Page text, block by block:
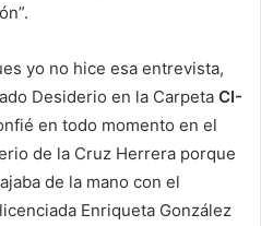
yo no hice esa entrevista,
Desiderio en la Carpeta CI-
en todo momento en el
de la Cruz Herrera porque
de la mano con el
Enriqueta González